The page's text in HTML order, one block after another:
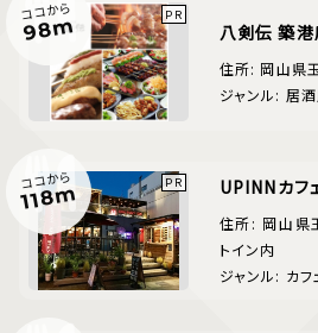
ココから
98m 八剣伝 築港
住所: 岡山県
ジャンル: 居
ココから
118m UPINNカフ
住所: 岡山県
トイン内
ジャンル: カフ